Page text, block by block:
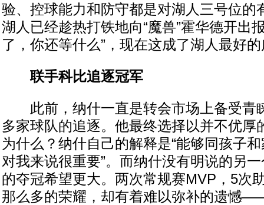
验、控球能力和防守都是对湖人三号位的
湖人已经趁热打铁地向“魔兽”霍华德开出
了，你还等什么”，现在这成了湖人最好
联手科比追逐冠军
此前，纳什一直是转会市场上备受青
多家球队的追逐。他最终选择以并不优厚
为什么？纳什自己的解释是“能够同孩子
对我来说很重要”。而纳什没有明说的另
的夺冠希望更大。两次常规赛MVP，5次
那么多的荣耀，却有着难以弥补的遗憾